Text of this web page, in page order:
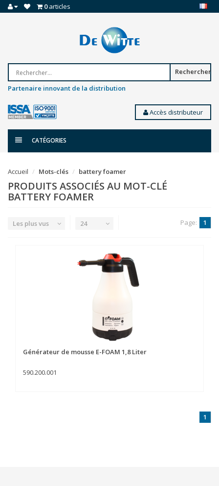
0articles
Rechercher
Partenaire innovant de la distribution
Accès distributeur
CATÉGORIES
Accueil Mots-clés battery foamer
PRODUITS ASSOCIÉS AU MOT-CLÉ
BATTERY FOAMER
Les plus vus 24 Page: 1
Générateur de mousse E-FOAM 1,8 Liter
590.200.001
1